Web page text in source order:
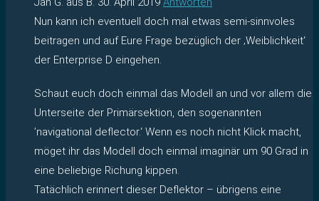
Nun kann ich eventuell doch mal etwas semi-sinnvoles
beitragen und auf Eure Frage bezüglich der ‚Weiblichkeit‘
der Enterprise D eingehen.
Schaut euch doch einmal das Modell an und vor allem die
Unterseite der Primärsektion, den sogenannten
’navigational deflector.‘ Wenn es noch nicht Klick macht,
möget ihr das Modell doch einmal imaginär um 90 Grad in
eine beliebige Richung kippen.
Tatächlich erinnert dieser Deflektor – übrigens eine